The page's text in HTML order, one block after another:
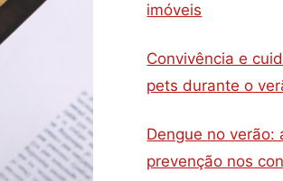
imóveis
Convivência e
pets durante o
Dengue no verão:
prevenção nos